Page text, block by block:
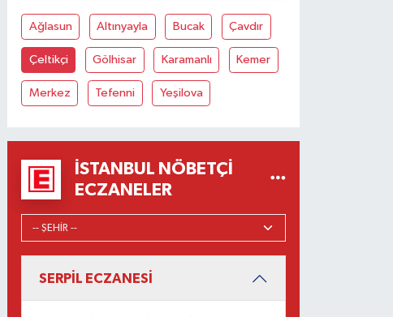
Ağlasun Altınyayla Bucak Çavdır
Çeltikçi Gölhisar Karamanlı Kemer
Merkez Tefenni Yeşilova
İSTANBUL NÖBETÇI
ECZANELER
SERPİL ECZANESİ